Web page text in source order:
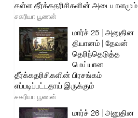
கள்ள தீர்க்கதரிசிகளின் அடையாளமும்
சகரியா பூணன்
மார்ச் 25 | அனுதின
தியானம் | தேவன்
தெரிந்தெடுத்த
மெய்யான
தீர்க்கதரிசிகளின் பிரசங்கம்
எப்படிப்பட்டதாய் இருக்கும்
சகரியா பூணன்
மார்ச் 26 | அனுதின